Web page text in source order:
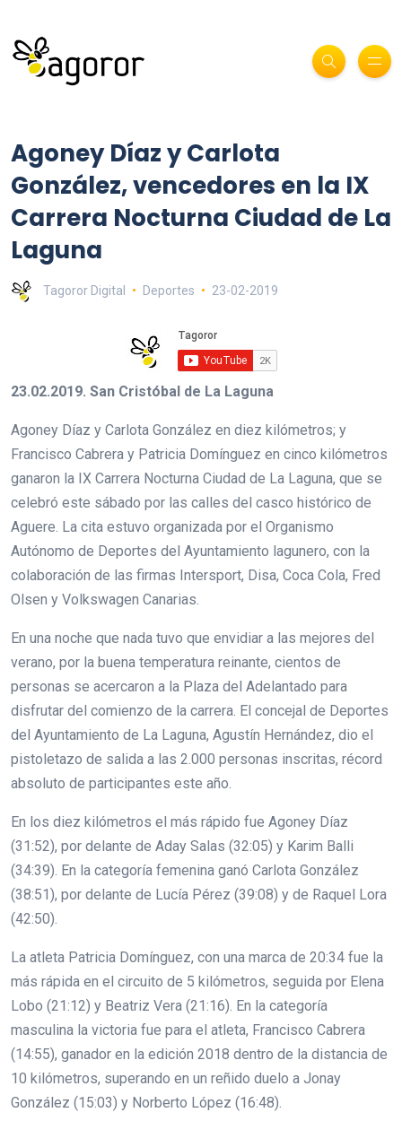
Agoney Díaz y Carlota
González, vencedores en la IX
Carrera Nocturna Ciudad de La
Laguna
Tagoror Digital Deportes 23-02-2019
23.02.2019. San Cristóbal de La Laguna
Agoney Díaz y Carlota González en diez kilómetros; y
Francisco Cabrera y Patricia Domínguez en cinco kilómetros
ganaron la IX Carrera Nocturna Ciudad de La Laguna, que se
celebró este sábado por las calles del casco histórico de
Aguere. La cita estuvo organizada por el Organismo
Autónomo de Deportes del Ayuntamiento lagunero, con la
colaboración de las firmas Intersport, Disa, Coca Cola, Fred
Olsen y Volkswagen Canarias.
En una noche que nada tuvo que envidiar a las mejores del
verano, por la buena temperatura reinante, cientos de
personas se acercaron a la Plaza del Adelantado para
disfrutar del comienzo de la carrera. El concejal de Deportes
del Ayuntamiento de La Laguna, Agustín Hernández, dio el
pistoletazo de salida a las 2.000 personas inscritas, récord
absoluto de participantes este año.
En los diez kilómetros el más rápido fue Agoney Díaz
(31:52), por delante de Aday Salas (32:05) y Karim Balli
(34:39). En la categoría femenina ganó Carlota González
(38:51), por delante de Lucía Pérez (39:08) y de Raquel Lora
(42:50).
La atleta Patricia Domínguez, con una marca de 20:34 fue la
más rápida en el circuito de 5 kilómetros, seguida por Elena
Lobo (21:12) y Beatriz Vera (21:16). En la categoría
masculina la victoria fue para el atleta, Francisco Cabrera
(14:55), ganador en la edición 2018 dentro de la distancia de
10 kilómetros, superando en un reñido duelo a Jonay
González (15:03) y Norberto López (16:48).